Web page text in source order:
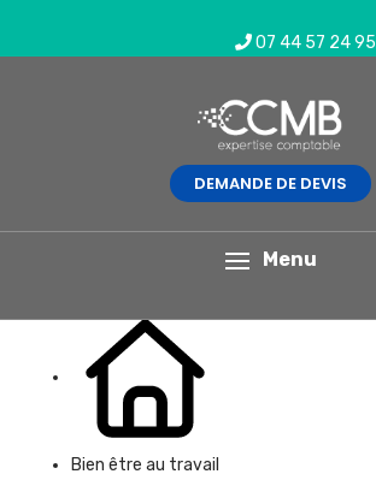
07 44 57 24 95
DEMANDE DE DEVIS
Menu
L'actualité du mois
Bien être au travail